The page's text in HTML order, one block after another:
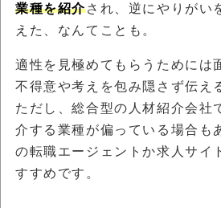
業種を紹介され、逆にやりがい
えた、なんてことも。
適性を見極めてもらうためには
不得意や考えを包み隠さず伝え
ただし、総合型の人材紹介会社
介する業種が偏っている場合も
の転職エージェントか求人サイ
すすめです。